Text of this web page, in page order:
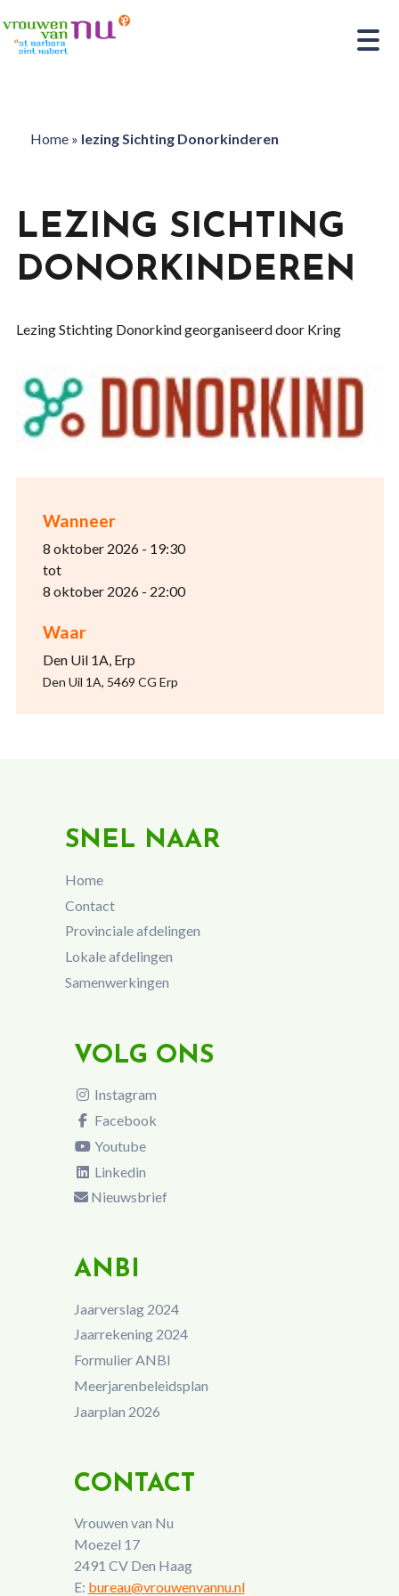
Home» lezing Sichting Donorkinderen
Wanneer
8 oktober 2026 - 19:30
tot
8 oktober 2026 - 22:00
Waar
Den Uil 1A, Erp
Den Uil 1A, 5469 CG Erp
LEZING SICHTING
DONORKINDEREN
Lezing Stichting Donorkind georganiseerd door Kring
SNEL NAAR
Home
Contact
Provinciale afdelingen
Lokale afdelingen
Samenwerkingen
VOLG ONS
Instagram
Facebook
Youtube
Linkedin
Nieuwsbrief
ANBI
Jaarverslag 2024
Jaarrekening 2024
Formulier ANBI
Meerjarenbeleidsplan
Jaarplan 2026
CONTACT
Vrouwen van Nu
Moezel 17
2491 CV Den Haag
E: bureau@vrouwenvannu.nl